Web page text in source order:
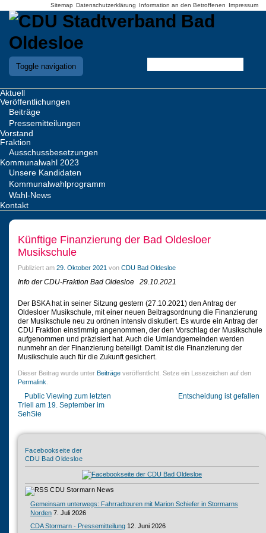
Sitemap Datenschutzerklärung Information an den Betroffenen Impressum
Toggle navigation
Aktuell
Veröffentlichungen
Beiträge
Pressemitteilungen
Vorstand
Fraktion
Ausschussbesetzungen
Kommunalwahl 2023
Unsere Kandidaten
Kommunalwahlprogramm
Wahl-News
Kontakt
Künftige Finanzierung der Bad Oldesloer
Musikschule
Publiziert am 29. Oktober 2021 von CDU Bad Oldesloe
Info der CDU-Fraktion Bad Oldesloe 29.10.2021
Der BSKA hat in seiner Sitzung gestern (27.10.2021) den Antrag der
Oldesloer Musikschule, mit einer neuen Beitragsordnung die Finanzierung
der Musikschule neu zu ordnen intensiv diskutiert. Es wurde ein Antrag der
CDU Fraktion einstimmig angenommen, der den Vorschlag der Musikschule
aufgenommen und präzisiert hat. Auch die Umlandgemeinden werden
nunmehr an der Finanzierung beteiligt. Damit ist die Finanzierung der
Musikschule auch für die Zukunft gesichert.
Dieser Beitrag wurde unter Beiträge veröffentlicht. Setze ein Lesezeichen auf den
Permalink
Public Viewing zum letzten
Triell am 19. September im
SehSie
Entscheidung ist gefallen
Facebookseite der
CDU Bad Oldesloe
CDU Stormarn News
Gemeinsam unterwegs: Fahrradtouren mit Marion Schiefer in Stormarns
Norden 7. Juli 2026
CDA Stormarn - Pressemitteilung 12. Juni 2026